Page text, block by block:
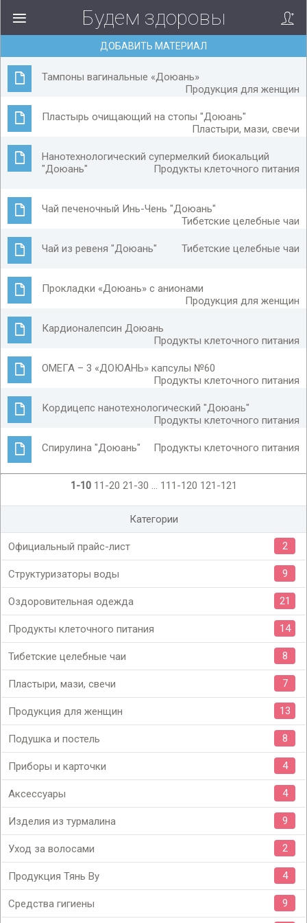
Будем здоровы
ДОБАВИТЬ МАТЕРИАЛ
Тампоны вагинальные «Доюань»
Продукция для женщин
Пластырь очищающий на стопы "Доюань"
Пластыри, мази, свечи
Нанотехнологический супермелкий биокальций
"Доюань"
Продукты клеточного питания
Чай печеночный Инь-Чень "Доюань"
Тибетские целебные чаи
Чай из ревеня "Доюань" Тибетские целебные чаи
Прокладки «Доюань» с анионами
Продукция для женщин
Кардионалепсин Доюань
Продукты клеточного питания
ОМЕГА – 3 «ДОЮАНЬ» капсулы №60
Продукты клеточного питания
Кордицепс нанотехнологический "Доюань"
Продукты клеточного питания
Спирулина "Доюань" Продукты клеточного питания
1-10 11-20 21-30 ... 111-120 121-121
Категории
Официальный прайс-лист 2
Структуризаторы воды 9
Оздоровительная одежда 21
Продукты клеточного питания 14
Тибетские целебные чаи 8
Пластыри, мази, свечи 7
Продукция для женщин 13
Подушка и постель 8
Приборы и карточки 4
Аксессуары 4
Изделия из турмалина 9
Уход за волосами 2
Продукция Тянь Ву 4
Средства гигиены 9